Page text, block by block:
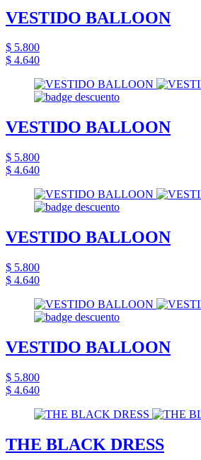
VESTIDO BALLOON
$ 5.800
$ 4.640
VESTIDO BALLOON
$ 5.800
$ 4.640
VESTIDO BALLOON
$ 5.800
$ 4.640
VESTIDO BALLOON
$ 5.800
$ 4.640
THE BLACK DRESS